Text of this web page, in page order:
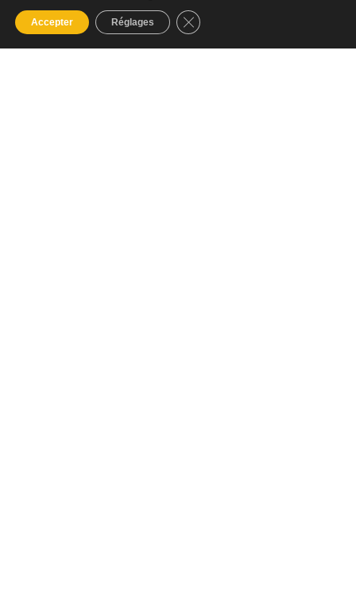
En conclusion, les panneaux photovoltaïques offrent une
solution efficace et durable pour produire de l'électricité
tout en préservant l'environnement et en réduisant les
Accepter Réglages Fermer la bannière des cookies